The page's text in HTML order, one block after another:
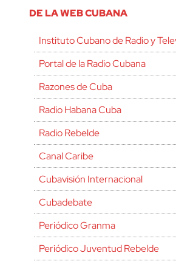
DE LA WEB CUBANA
Instituto Cubano de Radio y
Portal de la Radio Cubana
Razones de Cuba
Radio Habana Cuba
Radio Rebelde
Canal Caribe
Cubavisión Internacional
Cubadebate
Periódico Granma
Periódico Juventud Rebelde